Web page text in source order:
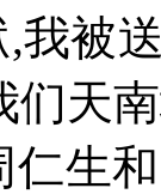
,我被
们天
仁生